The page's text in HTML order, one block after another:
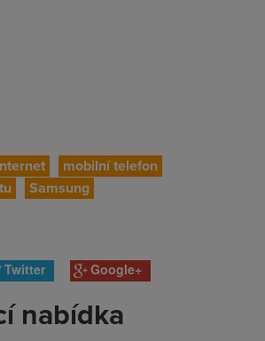
mobilní telefon
Samsung
Twitter Google+
nabídka